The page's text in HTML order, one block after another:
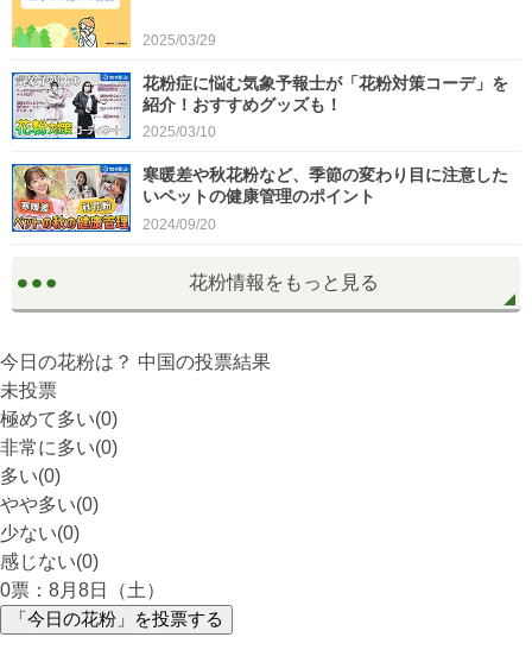
2025/03/29
花粉症に悩む気象予報士が「花粉対策コーデ」を
紹介！おすすめグッズも！
2025/03/10
寒暖差や秋花粉など、季節の変わり目に注意した
いペットの健康管理のポイント
2024/09/20
花粉情報をもっと見る
今日の花粉は？ 中国の投票結果
未投票
極めて多い(0)
非常に多い(0)
多い(0)
やや多い(0)
少ない(0)
感じない(0)
0票：8月8日（土）
「今日の花粉」を投票する